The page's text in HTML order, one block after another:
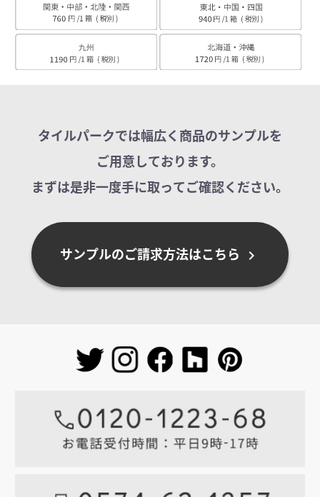
タイルパークでは幅広く商品のサンプルを
ご用意しております。
まずは是非一度手に取ってご確認ください。
サンプルのご請求方法はこちら chevron_right